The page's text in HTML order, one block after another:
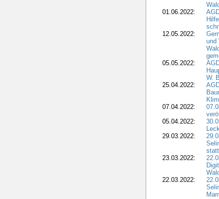
01.06.2022:
12.05.2022:
und
05.05.2022:
W.
25.04.2022:
07.04.2022:
05.04.2022:
29.03.2022:
23.03.2022:
22.03.2022: